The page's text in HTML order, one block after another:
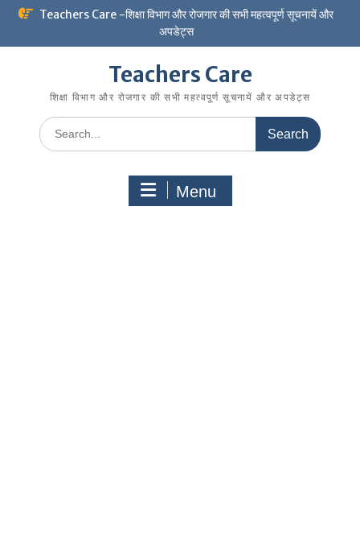
Skip
Teachers Care -शिक्षा विभाग और रोजगार की सभी महत्वपूर्ण सूचनायें और
अपडेट्स
Teachers Care
शिक्षा विभाग और रोजगार की सभी महत्वपूर्ण सूचनायें और अपडेट्स
Search
for:
Menu